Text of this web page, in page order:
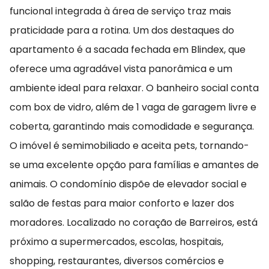
funcional integrada à área de serviço traz mais
praticidade para a rotina. Um dos destaques do
apartamento é a sacada fechada em Blindex, que
oferece uma agradável vista panorâmica e um
ambiente ideal para relaxar. O banheiro social conta
com box de vidro, além de 1 vaga de garagem livre e
coberta, garantindo mais comodidade e segurança.
O imóvel é semimobiliado e aceita pets, tornando-
se uma excelente opção para famílias e amantes de
animais. O condomínio dispõe de elevador social e
salão de festas para maior conforto e lazer dos
moradores. Localizado no coração de Barreiros, está
próximo a supermercados, escolas, hospitais,
shopping, restaurantes, diversos comércios e